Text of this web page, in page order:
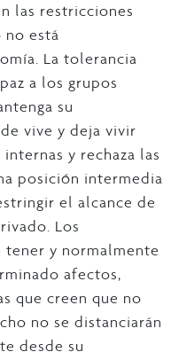
las restricciones
no está
La tolerancia
a los grupos
su
vive y deja vivir
y rechaza las
posición intermedia
el alcance de
Los
tener y normalmente
afectos,
que creen que no
no se distanciarán
desde su